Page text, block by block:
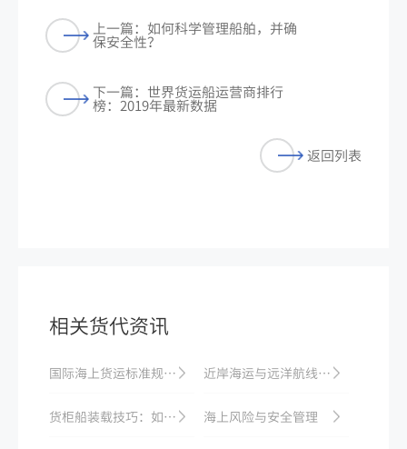
上一篇：如何科学管理船舶，并确
保安全性？
下一篇：世界货运船运营商排行
榜：2019年最新数据
返回列表
相关货代资讯
国际海上货运标准规范解读 近岸海运与远洋航线的比较
货柜船装载技巧：如何最大化利用空间 海上风险与安全管理